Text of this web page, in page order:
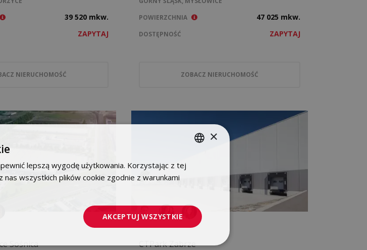
39 520 mkw.
ZAPYTAJ
NIERUCHOMOŚĆ
POWIERZCHNIA
47 025 mkw.
DOSTĘPNOŚĆ ZAPYTAJ
ZOBACZ NIERUCHOMOŚĆ
Sośnica CTPark Zabrze
×
lepszą wygodę użytkowania. Korzystając z tej
wszystkich plików cookie zgodnie z warunkami
AKCEPTUJ WSZYSTKIE